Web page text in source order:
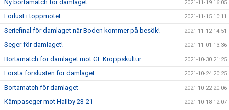
Ny bortamatch för damlaget 2021-11-19 16:05
Förlust i toppmötet 2021-11-15 10:11
Seriefinal för damlaget när Boden kommer på besök! 2021-11-12 14:51
Seger för damlaget! 2021-11-01 13:36
Bortamatch för damlaget mot GF Kroppskultur 2021-10-30 21:25
Första förslusten för damlaget 2021-10-24 20:25
Bortamatch för damlaget 2021-10-22 20:06
Kämpaseger mot Hallby 23-21 2021-10-18 12:07